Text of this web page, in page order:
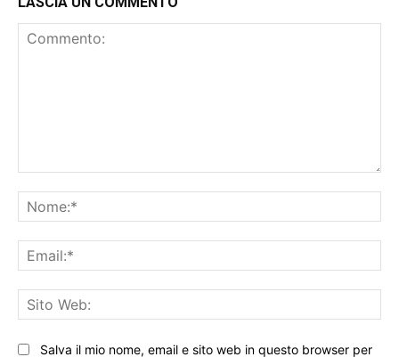
Salva il mio nome, email e sito web in questo browser per